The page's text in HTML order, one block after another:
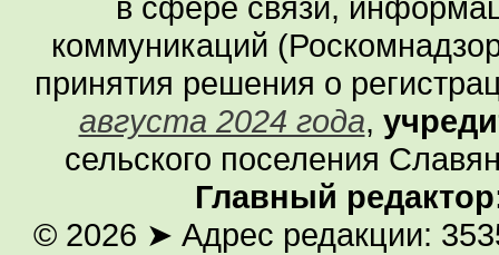
в сфере связи,
коммуникаций
принятия решения о
августа 2024 года,
сельского поселения
Главный
© 2026 ➤ Адрес редакции: